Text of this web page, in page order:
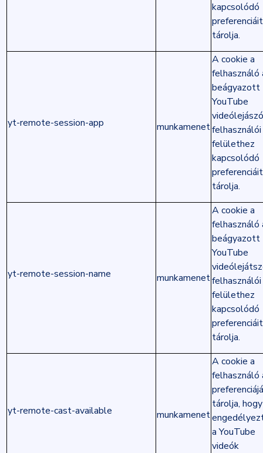
kapcsolódó
preferenciáit
tárolja.
yt-remote-session-app munkamenet
A cookie a
felhasználó
beágyazott
YouTube
videólejászó
felhasználói
felülethez
kapcsolódó
preferenciáit
tárolja.
yt-remote-session-name munkamenet
A cookie a
felhasználó
beágyazott
YouTube
felhasználói
felülethez
kapcsolódó
preferenciáit
tárolja.
yt-remote-cast-available munkamenet
A cookie a
felhasználó
tárolja, hogy
a YouTube
videók